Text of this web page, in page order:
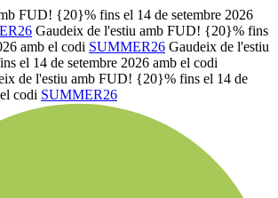
FUD! {20}% fins el 14 de setembre 2026
Gaudeix de l'estiu amb FUD! {20}% fins
amb el codi SUMMER26 Gaudeix de l'estiu
el 14 de setembre 2026 amb el codi
de l'estiu amb FUD! {20}% fins el 14 de
codi SUMMER26